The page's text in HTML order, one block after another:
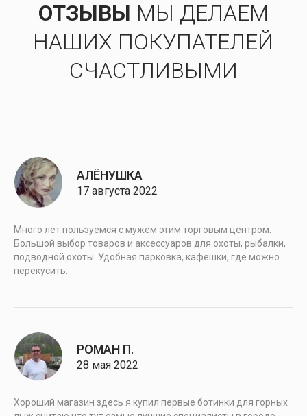
ОТЗЫВЫ МЫ ДЕЛАЕМ
НАШИХ ПОКУПАТЕЛЕЙ
СЧАСТЛИВЫМИ
АЛЁНУШКА
17 августа 2022
Много лет пользуемся с мужем этим торговым центром.
Большой выбор товаров и аксессуаров для охоты, рыбалки,
подводной охоты. Удобная парковка, кафешки, где можно
перекусить.
РОМАН П.
28 мая 2022
Хороший магазин здесь я купил первые ботинки для горных